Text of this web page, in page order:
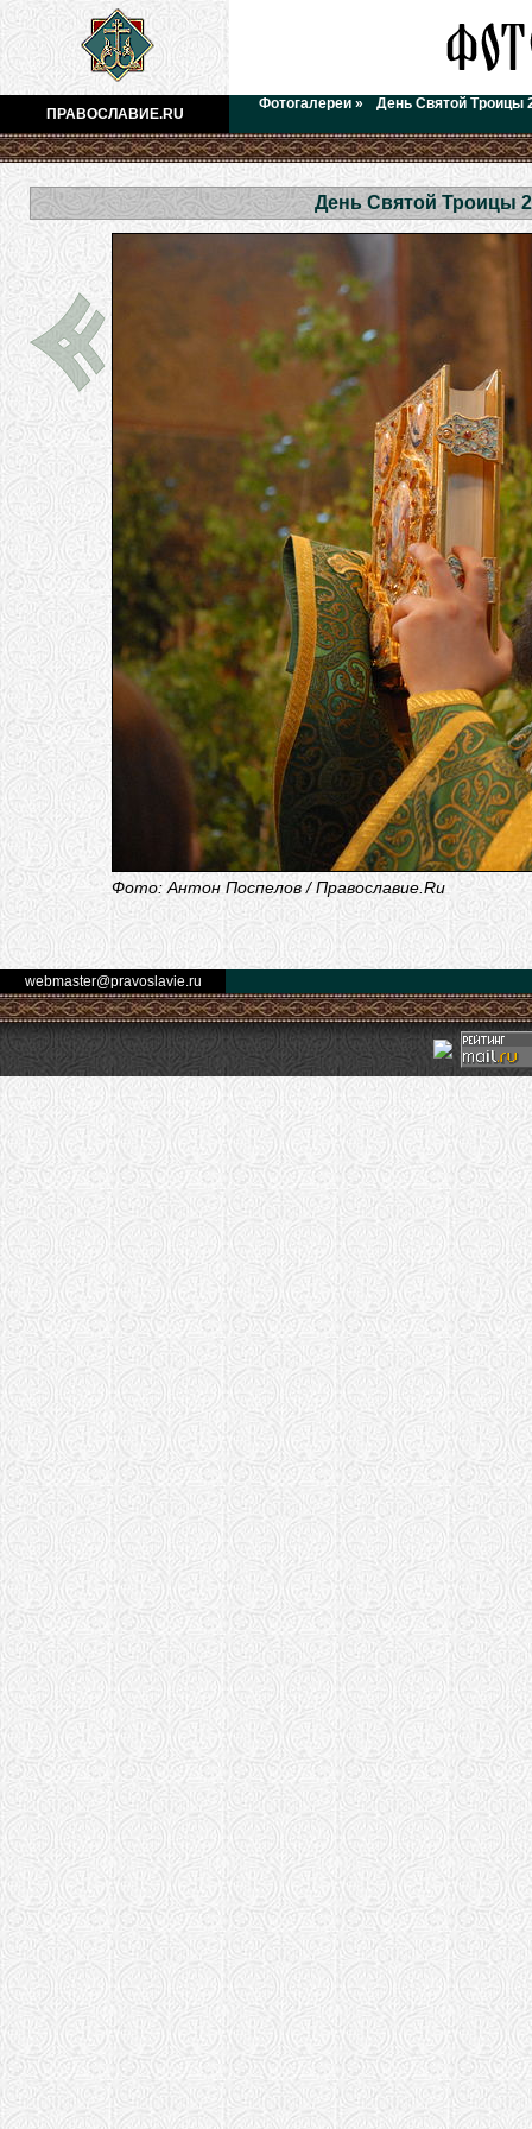
ПРАВОСЛАВИЕ.RU
Фотогалереи » День Святой Троицы
День Святой Троицы
Фото: Антон Поспелов / Православие.Ru
webmaster@pravoslavie.ru